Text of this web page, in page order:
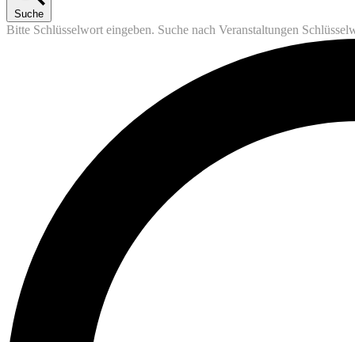
Suche
Bitte Schlüsselwort eingeben. Suche nach Veranstaltungen